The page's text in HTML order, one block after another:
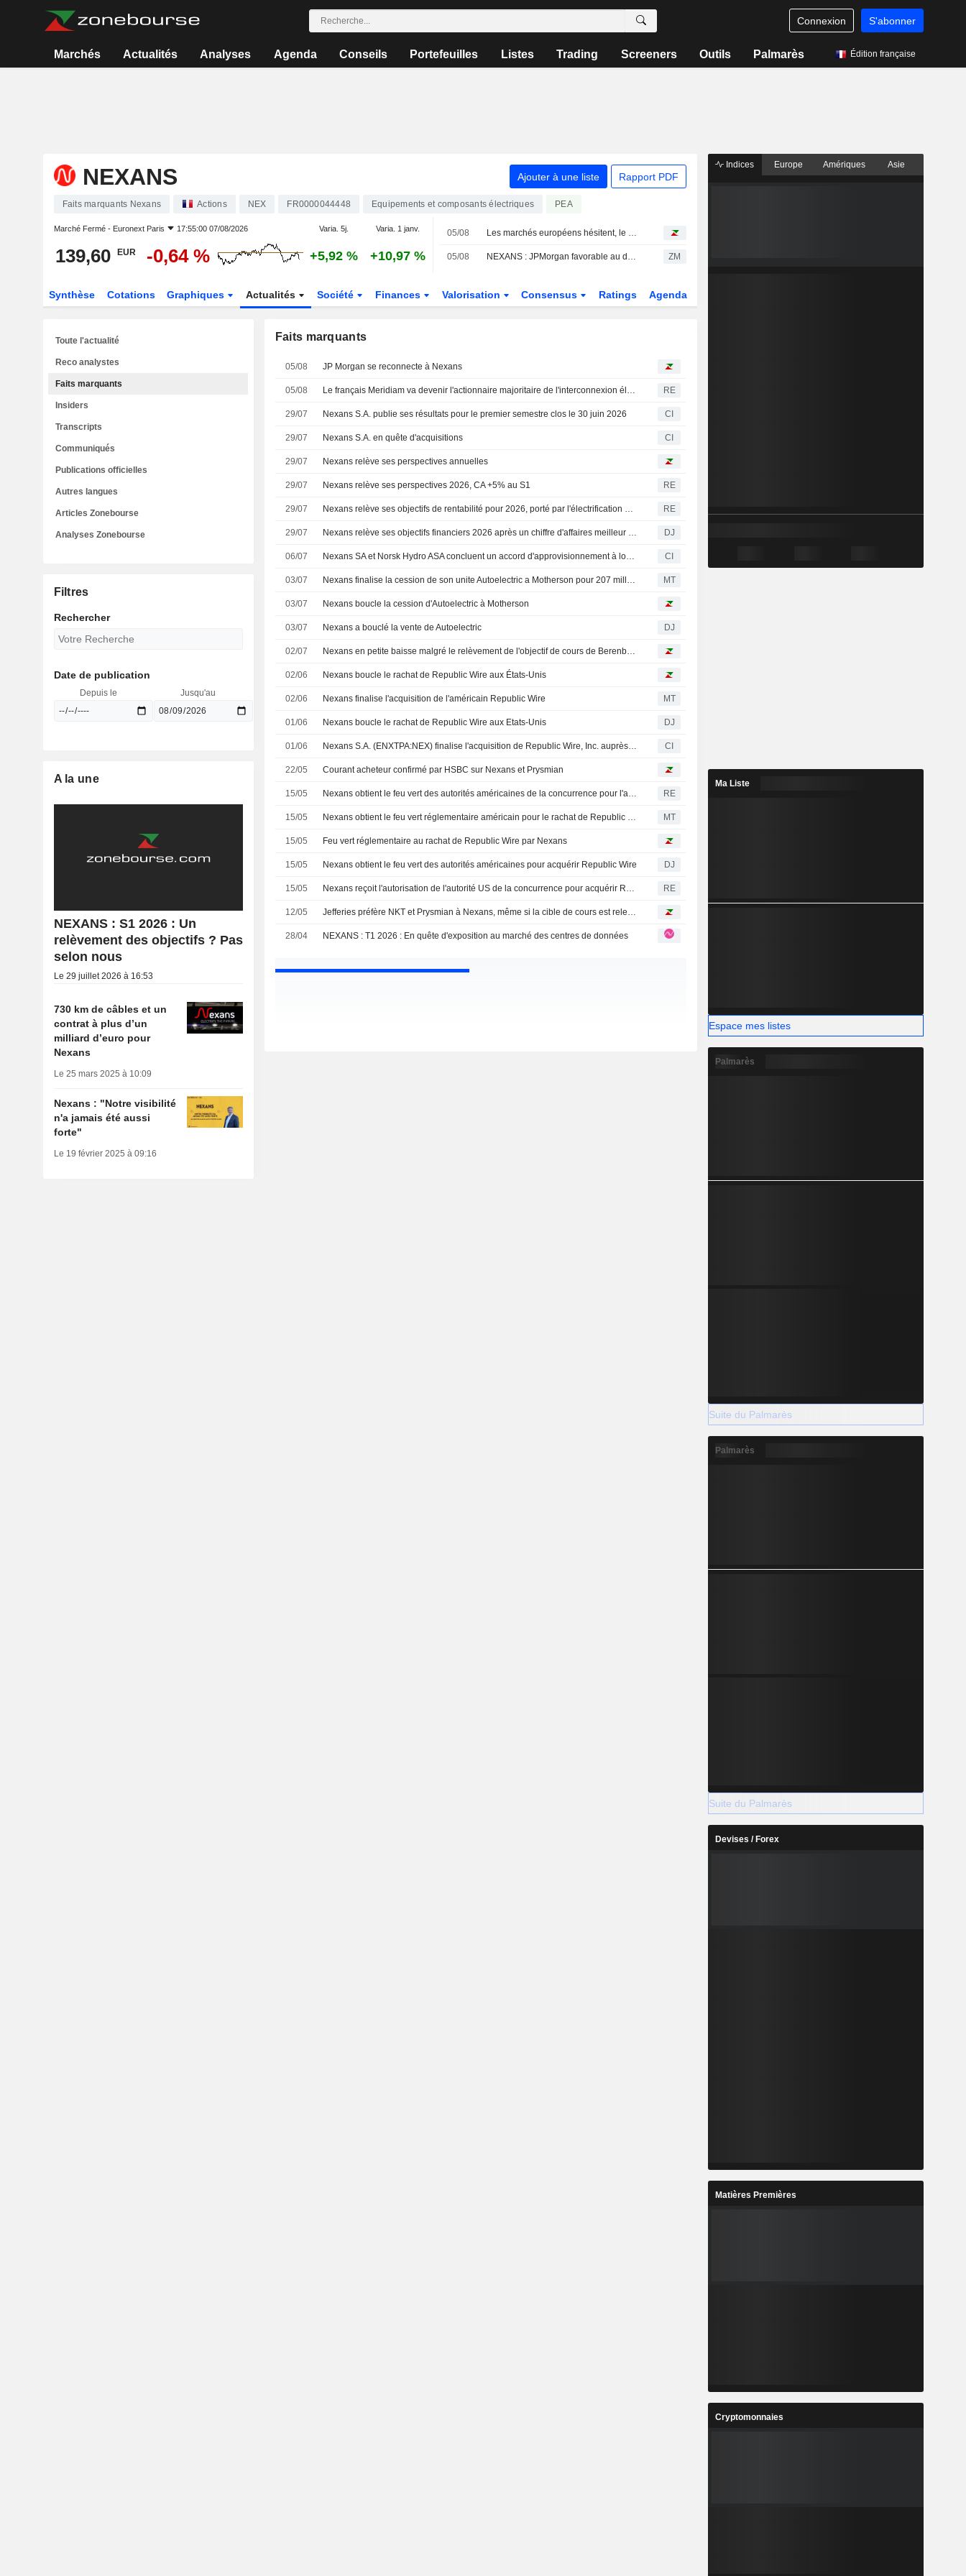
Connexion S'abonner
Marchés Actualités Analyses Agenda Conseils Portefeuilles Listes Trading Screeners Outils Palmarès Édition française
NEXANS Ajouter à une liste Rapport PDF
Faits marquants Nexans Actions NEX FR0000044448 Equipements et composants électriques PEA
Marché Fermé - Euronext Paris 17:55:00 07/08/2026 Varia. 5j. Varia. 1 janv.
139,60 EUR -0,64 % +5,92 % +10,97 %
05/08 Les marchés européens hésitent, le CAC 40 continue de battre des records
05/08 NEXANS : JPMorgan favorable au dossier ZM
Synthèse Cotations Graphiques Actualités Société Finances Valorisation Consensus Ratings Agenda
Faits marquants
05/08 JP Morgan se reconnecte à Nexans
05/08 Le français Meridiam va devenir l'actionnaire majoritaire de l'interconnexion électrique Grèce-Chypre RE
29/07 Nexans S.A. publie ses résultats pour le premier semestre clos le 30 juin 2026 CI
29/07 Nexans S.A. en quête d'acquisitions CI
29/07 Nexans relève ses perspectives annuelles
29/07 Nexans relève ses perspectives 2026, CA +5% au S1 RE
29/07 Nexans relève ses objectifs de rentabilité pour 2026, porté par l'électrification et ses acquisitions RE
29/07 Nexans relève ses objectifs financiers 2026 après un chiffre d'affaires meilleur qu'attendu au S1 DJ
06/07 Nexans SA et Norsk Hydro ASA concluent un accord d'approvisionnement à long terme en aluminium bas carbone CI
03/07 Nexans finalise la cession de son unite Autoelectric a Motherson pour 207 millions d'euros MT
03/07 Nexans boucle la cession d'Autoelectric à Motherson
03/07 Nexans a bouclé la vente de Autoelectric DJ
02/07 Nexans en petite baisse malgré le relèvement de l'objectif de cours de Berenberg
02/06 Nexans boucle le rachat de Republic Wire aux États-Unis
02/06 Nexans finalise l'acquisition de l'américain Republic Wire MT
01/06 Nexans boucle le rachat de Republic Wire aux Etats-Unis DJ
01/06 Nexans S.A. (ENXTPA:NEX) finalise l'acquisition de Republic Wire, Inc. auprès d'une structure familiale. CI
22/05 Courant acheteur confirmé par HSBC sur Nexans et Prysmian
15/05 Nexans obtient le feu vert des autorités américaines de la concurrence pour l'acquisition de Republic Wire RE
15/05 Nexans obtient le feu vert réglementaire américain pour le rachat de Republic Wire MT
15/05 Feu vert réglementaire au rachat de Republic Wire par Nexans
15/05 Nexans obtient le feu vert des autorités américaines pour acquérir Republic Wire DJ
15/05 Nexans reçoit l'autorisation de l'autorité US de la concurrence pour acquérir Republic Wire RE
12/05 Jefferies préfère NKT et Prysmian à Nexans, même si la cible de cours est relevée
28/04 NEXANS : T1 2026 : En quête d'exposition au marché des centres de données
Toute l'actualité
Reco analystes
Faits marquants
Insiders
Transcripts
Communiqués
Publications officielles
Autres langues
Articles Zonebourse
Analyses Zonebourse
Filtres
Rechercher
Date de publication
Depuis le Jusqu'au
A la une
NEXANS : S1 2026 : Un
relèvement des objectifs ? Pas
selon nous
Le 29 juillet 2026 à 16:53
730 km de câbles et un
contrat à plus d’un
milliard d’euro pour
Nexans
Le 25 mars 2025 à 10:09
Nexans : "Notre visibilité
n'a jamais été aussi
forte"
Le 19 février 2025 à 09:16
Indices Europe Amériques Asie
Ma Liste
Espace mes listes
Palmarès
Suite du Palmarès
Palmarès
Suite du Palmarès
Devises / Forex
Matières Premières
Cryptomonnaies